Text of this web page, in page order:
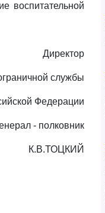
воспитательной
Директор
службы
Федерации
- полковник
К.В.ТОЦКИЙ